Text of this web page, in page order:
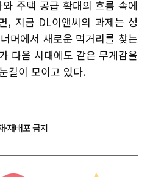
주택 공급 확대의 흐름 속에
, 지금 DL이앤씨의 과제는 성
머에서 새로운 먹거리를 찾는
다음 시대에도 같은 무게감을
길이 모이고 있다.
재배포 금지